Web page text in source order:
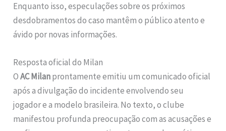
Enquanto isso, especulações sobre os próximos
desdobramentos do caso mantêm o público atento e
ávido por novas informações.
Resposta oficial do Milan
OAC Milanprontamente emitiu um comunicado oficial
após a divulgação do incidente envolvendo seu
jogador e a modelo brasileira. No texto, o clube
manifestou profunda preocupação com as acusações e